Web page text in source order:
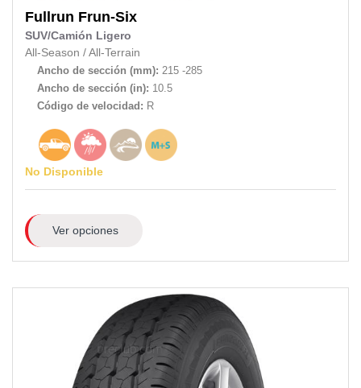
Fullrun Frun-Six
SUV/Camión Ligero
All-Season / All-Terrain
Ancho de sección (mm): 215 -285
Ancho de sección (in): 10.5
Código de velocidad: R
No Disponible
Ver opciones